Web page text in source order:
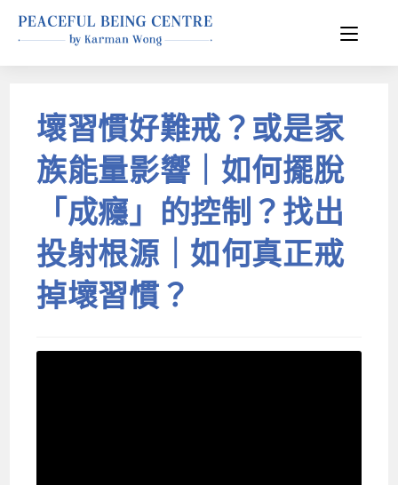
壞習慣好難戒？或是家
族能量影響｜如何擺脫
「成癮」的控制？找出
投射根源｜如何真正戒
掉壞習慣？